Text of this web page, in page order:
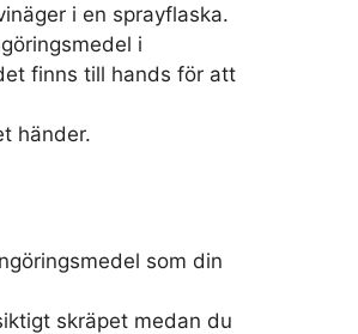
i en sprayflaska.
i
finns till hands för att
händer.
som din
skräpet medan du